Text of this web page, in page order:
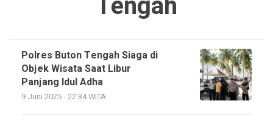
Polres Buton Tengah Siaga di
Objek Wisata Saat Libur
Panjang Idul Adha
9 Juni 2025 - 22:34 WITA